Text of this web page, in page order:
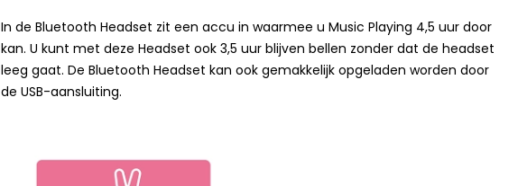
In de Bluetooth Headset zit een accu in waarmee u Music Playing 4,5 uur door
kan. U kunt met deze Headset ook 3,5 uur blijven bellen zonder dat de headset
leeg gaat. De Bluetooth Headset kan ook gemakkelijk opgeladen worden door
de USB-aansluiting.